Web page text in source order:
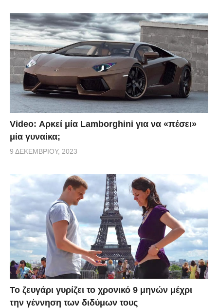
Video: Αρκεί μία Lamborghini για να «πέσει»
μία γυναίκα;
9 ΔΕΚΕΜΒΡΊΟΥ, 2023
Το ζευγάρι γυρίζει το χρονικό 9 μηνών μέχρι
την γέννηση των διδύμων τους